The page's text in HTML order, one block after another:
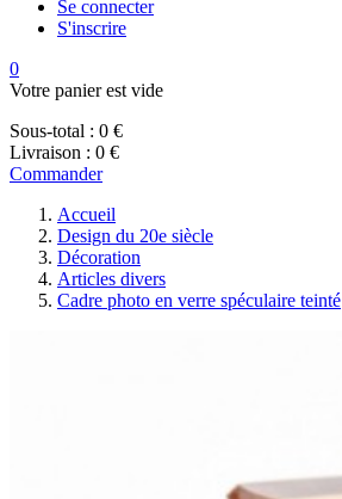
Se connecter
S'inscrire
0
Votre panier est vide
Sous-total : 0 €
Livraison : 0 €
Commander
Accueil
Design du 20e siècle
Décoration
Articles divers
Cadre photo en verre spéculaire teinté